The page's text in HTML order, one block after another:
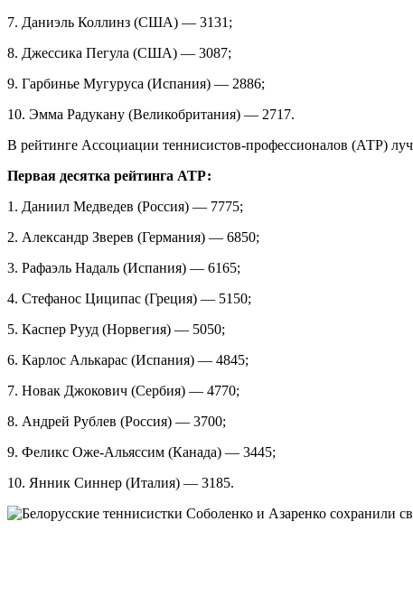
7. Даниэль Коллинз (США) — 3131;
8. Джессика Пегула (США) — 3087;
9. Гарбинье Мугуруса (Испания) — 2886;
10. Эмма Радукану (Великобритания) — 2717.
В рейтинге Ассоциации теннисистов-профессионалов (АТР)
Первая десятка рейтинга АТР:
1. Даниил Медведев (Россия) — 7775;
2. Александр Зверев (Германия) — 6850;
3. Рафаэль Надаль (Испания) — 6165;
4. Стефанос Циципас (Греция) — 5150;
5. Каспер Рууд (Норвегия) — 5050;
6. Карлос Алькарас (Испания) — 4845;
7. Новак Джокович (Сербия) — 4770;
8. Андрей Рублев (Россия) — 3700;
9. Феликс Оже-Альяссим (Канада) — 3445;
10. Янник Синнер (Италия) — 3185.